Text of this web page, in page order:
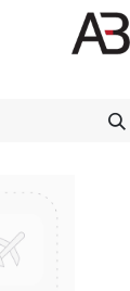
Winkel